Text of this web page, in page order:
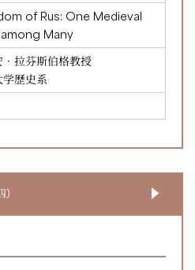
of Rus: One Medieval
Many
‧拉芬斯伯格教授
歷史系
)